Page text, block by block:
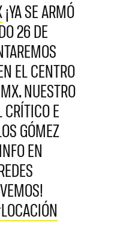
¡YA SE ARMÓ
26 DE
EL CENTRO
NUESTRO
CRÍTICO E
GÓMEZ
EN